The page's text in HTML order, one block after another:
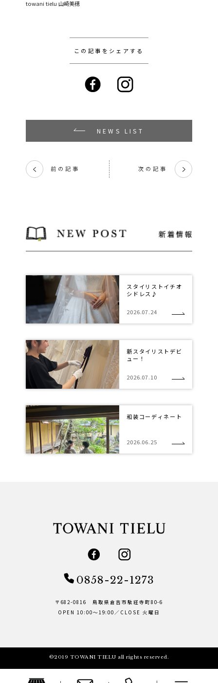
towani tielu 山崎美穂
この記事をシェアする
NEWS LIST
く 前の記事 次の記事 く
スタイリストイチオ
シドレス♪
2026.07.24
新スタイリストデビ
ュー！
2026.07.10
和装コーディネート
2026.06.25
0858-22-1273
〒682-0816 鳥取県倉吉市駄経寺町80-6
OPEN 10:00～19:00／CLOSE 火曜日
©2019 TOWANI TIELU all rights reserved.